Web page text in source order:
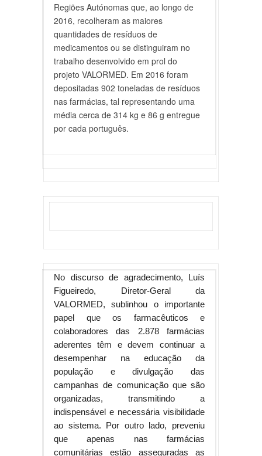
Regiões Autónomas que, ao longo de
2016, recolheram as maiores
quantidades de resíduos de
medicamentos ou se distinguiram no
trabalho desenvolvido em prol do
projeto VALORMED. Em 2016 foram
depositadas 902 toneladas de resíduos
nas farmácias, tal representando uma
média cerca de 314 kg e 86 g entregue
por cada português.
No discurso de agradecimento, Luís
Figueiredo, Diretor-Geral da
VALORMED, sublinhou o importante
papel que os farmacêuticos e
colaboradores das 2.878 farmácias
aderentes têm e devem continuar a
desempenhar na educação da
população e divulgação das
campanhas de comunicação que são
organizadas, transmitindo a
indispensável e necessária visibilidade
ao sistema. Por outro lado, preveniu
que apenas nas farmácias
comunitárias estão asseguradas as